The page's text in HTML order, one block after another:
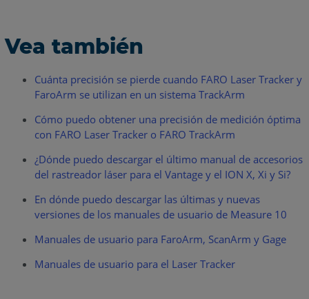
Vea también
Cuánta precisión se pierde cuando FARO Laser Tracker y
FaroArm se utilizan en un sistema TrackArm
Cómo puedo obtener una precisión de medición óptima
con FARO Laser Tracker o FARO TrackArm
¿Dónde puedo descargar el último manual de accesorios
del rastreador láser para el Vantage y el ION X, Xi y Si?
En dónde puedo descargar las últimas y nuevas
versiones de los manuales de usuario de Measure 10
Manuales de usuario para FaroArm, ScanArm y Gage
Manuales de usuario para el Laser Tracker